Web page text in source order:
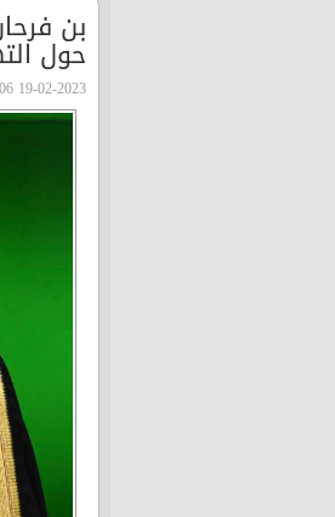
بن
حول
19-02-2023 03:06 PM